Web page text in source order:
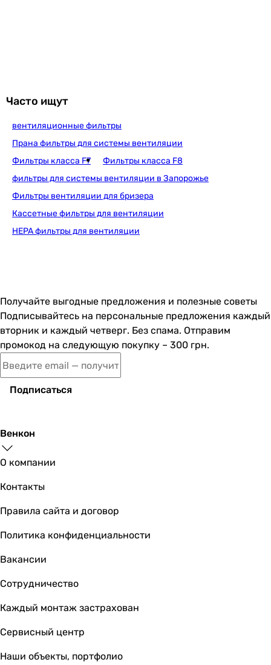
Часто ищут
вентиляционные фильтры
Прана фильтры для системы вентиляции
Фильтры класса F7
Фильтры класса F8
фильтры для системы вентиляции в Запорожье
Фильтры вентиляции для бризера
Кассетные фильтры для вентиляции
HEPA фильтры для вентиляции
Получайте выгодные предложения и полезные советы
Подписывайтесь на персональные предложения каждый
вторник и каждый четверг. Без спама. Отправим
промокод на следующую покупку – 300 грн.
Подписаться
Венкон
О компании
Контакты
Правила сайта и договор
Политика конфиденциальности
Вакансии
Сотрудничество
Каждый монтаж застрахован
Сервисный центр
Наши объекты, портфолио